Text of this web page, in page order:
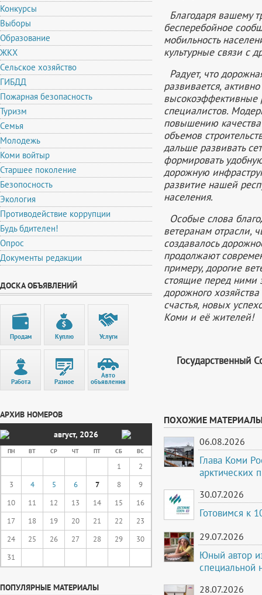
Конкурсы
Выборы
Образование
ЖКХ
Сельское хозяйство
ГИБДД
Пожарная безопасность
Туризм
Семья
Молодежь
Коми войтыр
Старшее поколение
Безопосность
Экология
Противодействие коррупции
Будь бдителен!
Опрос
Документы редакции
ДОСКА ОБЪЯВЛЕНИЙ
Продам Куплю Услуги
Работа Разное
Авто
объявления
АРХИВ НОМЕРОВ
август, 2026
ПН ВТ СР ЧТ ПТ СБ ВС
1
2
3
4 5 6 7 8
9
10
11 12 13 14 15
16
17
18 19 20 21 22
23
24
25 26 27 28 29
30
31
ПОПУЛЯРНЫЕ МАТЕРИАЛЫ
Благодаря вашему
бесперебойное
мобильность
культурные связи с
Радует, что
развивается,
высокоэффективные
специалистов.
повышению
объемов
дальше развивать
формировать
дорожную
развитие нашей
населения.
Особые слова
ветеранам отрасли,
создавалось
продолжают
примеру, дорогие
стоящие перед ними
дорожного
счастья, новых
Коми и её жителей!
Государственный
ПОХОЖИЕ
06.08.2026
Глава Коми
арктических
30.07.2026
Готовимся к
29.07.2026
Юный автор
специальной
28.07.2026